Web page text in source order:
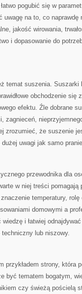
pogubić się w
uwagę na to, co
jakość wirowania,
i dopasowanie do
temat suszenia. Suszarki
obchodzenie
efektu. Źle dobrane
zagnieceń,
zrozumieć, że suszenie
uwagi jak samo
przewodnika dla
w niej treści pomagają
temperatury, rolę
domowymi a
i łatwiej
lub niszowy.
przykładem strony, która
być tematem bogatym,
czy świeżą pościelą